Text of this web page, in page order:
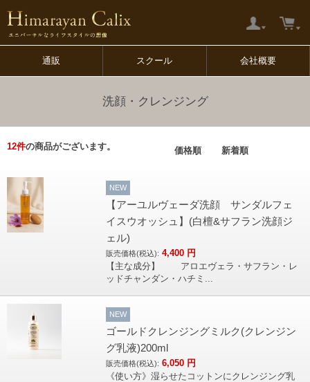
通販 スクール 会社概要
洗顔・クレンジング
12件の商品がございます。 価格順 新着順
NEW
【アーユルヴェーダ洗顔 サンダルフェ
イスウオッシュ】(白檀&サフラン洗顔ジ
ェル)
販売価格(税込): 4,400 円
【主な成分】 アロエヴェラ・サフラン・レ
ッドチャンダン・ハチミ...
NEW
ゴールドクレンジングミルク(クレンジン
グ乳液)200ml
販売価格(税込): 6,050 円
《使い方》湿らせたコットンにクレンジング乳